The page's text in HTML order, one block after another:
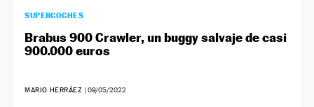
SUPERCOCHES
Brabus 900 Crawler, un buggy salvaje de casi
900.000 euros
MARIO HERRÁEZ | 09/05/2022